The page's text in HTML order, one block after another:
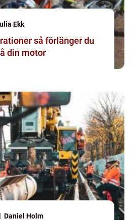
Ekk
förlänger du
din motor
Daniel Holm